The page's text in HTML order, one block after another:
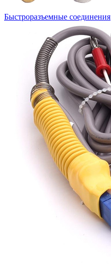
Быстроразъемные соединения